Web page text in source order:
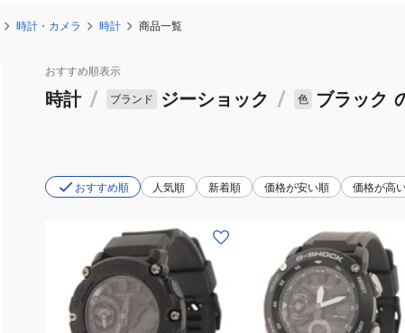
時計・カメラ 時計 商品一覧
おすすめ順表示
時計 / ブランド ジーショック / 色 ブラック
おすすめ順 人気順 新着順 価格が安い順 価格が高